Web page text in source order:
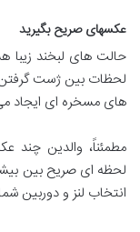
عکسهای صریح بگیرید
حالت های لبخند زیبا
لحظات بین ژست گرفتن
های مسخره ای ایجاد
مطمئناً، والدین
لحظه ای صریح بین
انتخاب لنز و دوربین